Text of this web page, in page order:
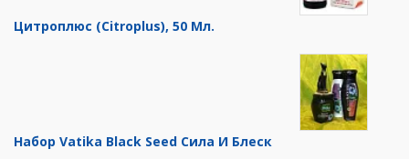
Цитроплюс (Citroplus), 50 Мл.
Набор Vatika Black Seed Сила И Блеск